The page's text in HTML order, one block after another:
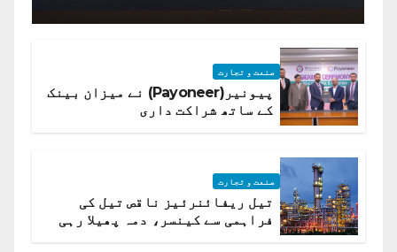
صنعت و تجارت
پیونیر(Payoneer) نے میزان بینک
کے ساتھ شراکت داری
صنعت و تجارت
تیل ریفائنرئیز ناقص تیل کی
فراہمی سے کینسر، دمہ پھیلا رہی